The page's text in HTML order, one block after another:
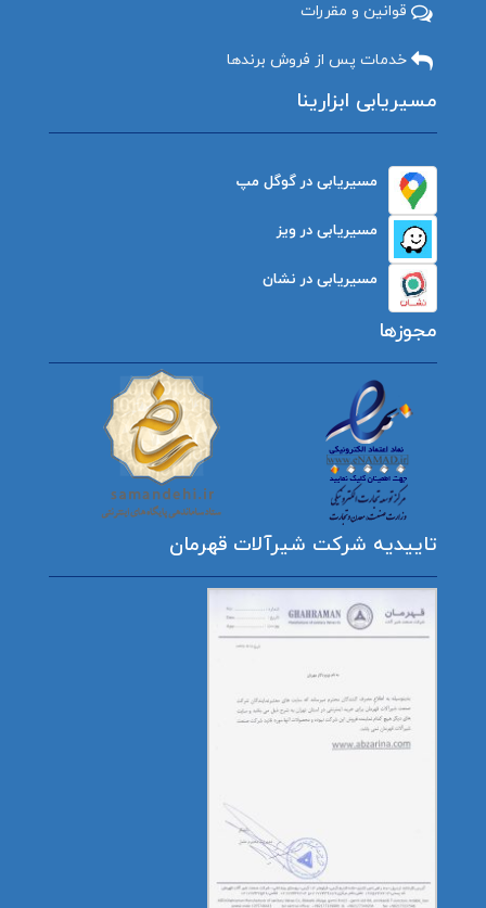
قوانین و مقررات
خدمات پس از فروش برندها
مسیریابی ابزارینا
مسیریابی در گوگل مپ
مسیریابی در ویز
مسیریابی در نشان
مجوزها
تاییدیه شرکت شیرآلات قهرمان